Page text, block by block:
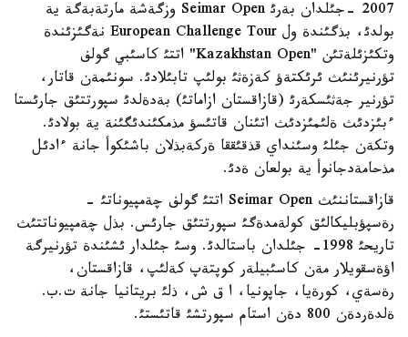
2007 -جئلدان بةرئ Seimar Open وزگةشة مارتةبةگة ية
بولدئ، بذگئندة ول European Challenge Tour نةگئزئندة
وتكئزئلةتئن "Kazakhstan Open" اتتئ كاسئبي گولف
تؤرنيرئنئث ئرئكتةؤ كةزةثئ بولئپ تابئلادئ. سونئمةن قاتار،
تؤرنير جةثئسكةرئ (قازاقستان ازاماتئ) بةدةلدئ سپورتتئق جارئستا
ءبئزدئث ةلئمئزدئث اتئنان قاتئسؤ مذمكئندئگئنة ية بولادئ.
وتكةن جئلئ وسئنداي قذقئققا ةركةبذلان باشئكوأ جانة ءادئل
مذحامةدجانوأ ية بولعان ةدئ.
قازاقستاننئث Seimar Open اتتئ گولف چةمپيوناتئ -
رةسپؤبليكالئق كولةمدةگئ سپورتتئق جارئس. بذل چةمپيوناتتئث
تاريحئ 1998- جئلدان باستالدئ. وسئ جئلدار ئشئندة تؤرنيرگة
اؤةسقويلار مةن كاسئبيلةر كوپتةپ كةلئپ، قازاقستان،
رةسةي، كورةيا، جاپونيا، ا ق ش، ذلئ بريتانيا جانة ت.ب.
ةلدةردةن 800 دةن استام سپورتشئ قاتئستئ.